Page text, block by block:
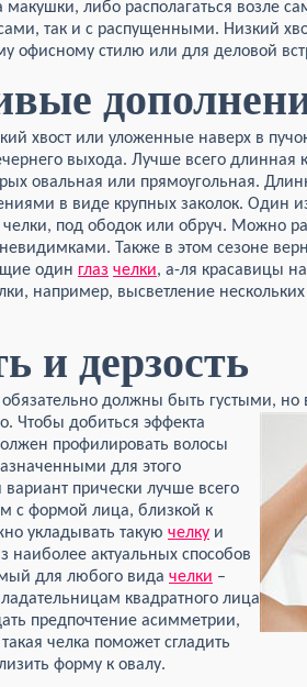
макушки, либо располагаться возле
так и с распущенными. Низкий
офисному стилю или для деловой
хвост или уложенные наверх в
выхода. Лучше всего длинная
овальная или прямоугольная.
в виде крупных заколок. Один
под ободок или обруч. Можно
Также в этом сезоне
один глаз челки, а-ля красавицы
например, высветление
и дерзость
должны быть густыми, но
Чтобы добиться эффекта
профилировать волосы
для этого
прически лучше всего
с формой лица, близкой к
укладывать такую челку и
наиболее актуальных способов
для любого вида челки –
квадратного лица
предпочтение асимметрии,
челка поможет сгладить
форму к овалу.